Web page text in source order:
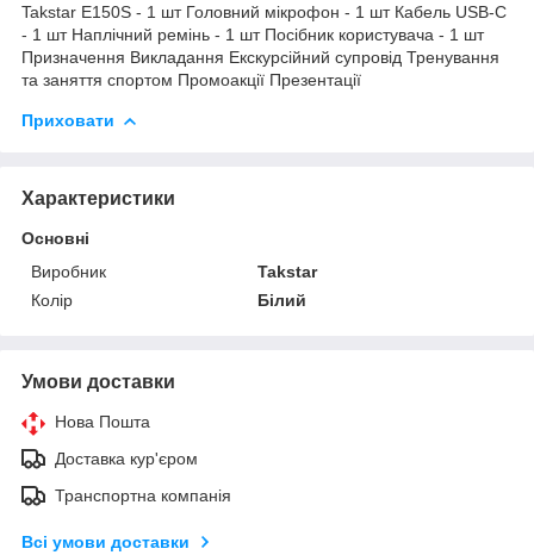
Takstar E150S - 1 шт Головний мікрофон - 1 шт Кабель USB-C
- 1 шт Наплічний ремінь - 1 шт Посібник користувача - 1 шт
Призначення Викладання Екскурсійний супровід Тренування
та заняття спортом Промоакції Презентації
Приховати
Характеристики
Основні
Виробник
Takstar
Колір
Білий
Умови доставки
Нова Пошта
Доставка кур'єром
Транспортна компанія
Всі умови доставки